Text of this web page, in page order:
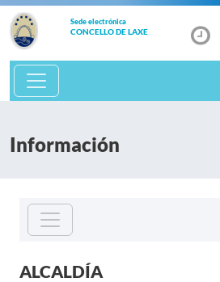
Sede electrónica
CONCELLO DE LAXE
Información
ALCALDÍA